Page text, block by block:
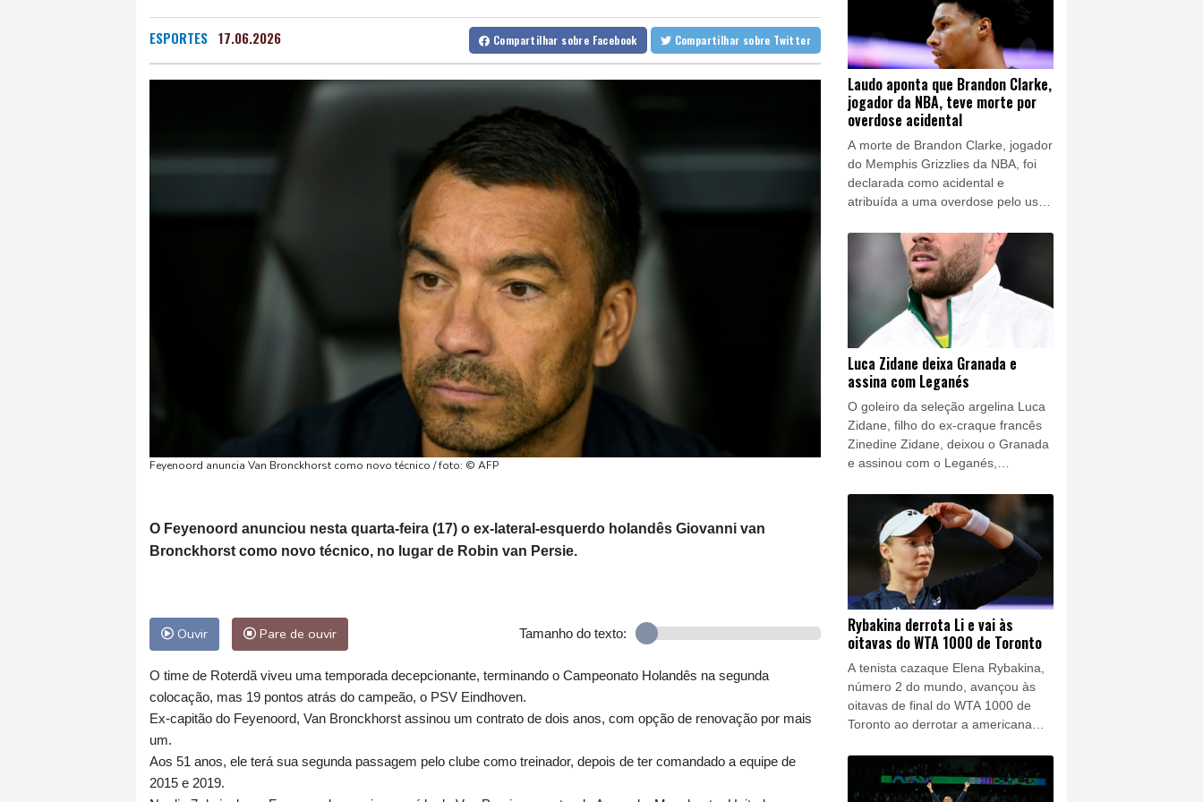
Espanha impõe controles fronteiriços à Itália em meio a crise migratória
De la Espriella chega ao poder na Colômbia com apoio de Trump na guerra contra o tráfico
Milhares marcham na Argentina no dia de São Caetano, padroeiro do pão e do trabalho
Europa se prepara para queda de geração de energia durante eclipse
ESPORTES 17.06.2026 Compartilhar sobre Facebook Compartilhar sobre Twitter
Feyenoord anuncia Van Bronckhorst como novo técnico / foto: © AFP
O Feyenoord anunciou nesta quarta-feira (17) o ex-lateral-esquerdo holandês Giovanni van
Bronckhorst como novo técnico, no lugar de Robin van Persie.
Ouvir Pare de ouvir Tamanho do texto:
O time de Roterdã viveu uma temporada decepcionante, terminando o Campeonato Holandês na segunda
colocação, mas 19 pontos atrás do campeão, o PSV Eindhoven.
Ex-capitão do Feyenoord, Van Bronckhorst assinou um contrato de dois anos, com opção de renovação por mais
um.
Aos 51 anos, ele terá sua segunda passagem pelo clube como treinador, depois de ter comandado a equipe de
2015 e 2019.
Laudo aponta que Brandon Clarke,
jogador da NBA, teve morte por
overdose acidental
A morte de Brandon Clarke, jogador
do Memphis Grizzlies da NBA, foi
declarada como acidental e
atribuída a uma overdose pelo uso
Departamento de Medicina Legal
do Condado de Los Angeles nesta
sexta-feira (7).
Luca Zidane deixa Granada e
assina com Leganés
O goleiro da seleção argelina Luca
Zidane, filho do ex-craque francês
Zinedine Zidane, deixou o Granada
e assinou com o Leganés,
segunda divisão espanhola nesta
sexta-feira (7).
Rybakina derrota Li e vai às
oitavas do WTA 1000 de Toronto
A tenista cazaque Elena Rybakina,
número 2 do mundo, avançou às
oitavas de final do WTA 1000 de
Toronto ao derrotar a americana